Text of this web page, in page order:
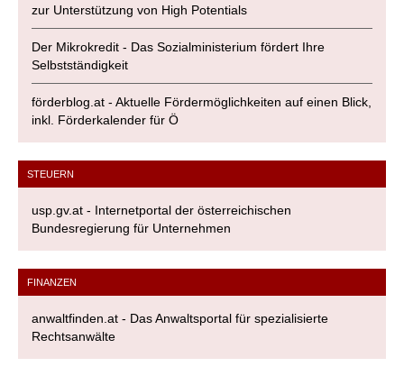
zur Unterstützung von High Potentials
Der Mikrokredit - Das Sozialministerium fördert Ihre
Selbstständigkeit
förderblog.at - Aktuelle Fördermöglichkeiten auf einen Blick,
inkl. Förderkalender für Ö
STEUERN
usp.gv.at - Internetportal der österreichischen
Bundesregierung für Unternehmen
FINANZEN
anwaltfinden.at - Das Anwaltsportal für spezialisierte
Rechtsanwälte